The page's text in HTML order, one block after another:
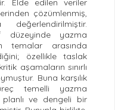
Elde edilen veriler
çözümlenmiş,
düzeyinde yazma
temalar arasında
özellikle taslak
aşamaların sınırlı
Buna karşılık
temelli yazma
planlı ve dengeli bir